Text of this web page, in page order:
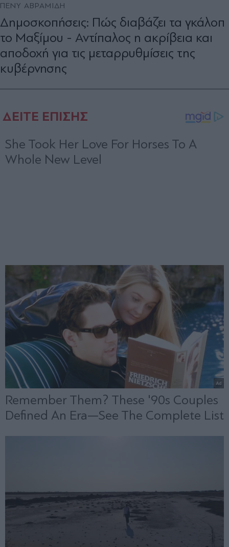
ΠΕΝΥ ΑΒΡΑΜΙΔΗ
Δημοσκοπήσεις: Πώς διαβάζει τα γκάλοπ
το Μαξίμου - Αντίπαλος η ακρίβεια και
αποδοχή για τις μεταρρυθμίσεις της
κυβέρνησης